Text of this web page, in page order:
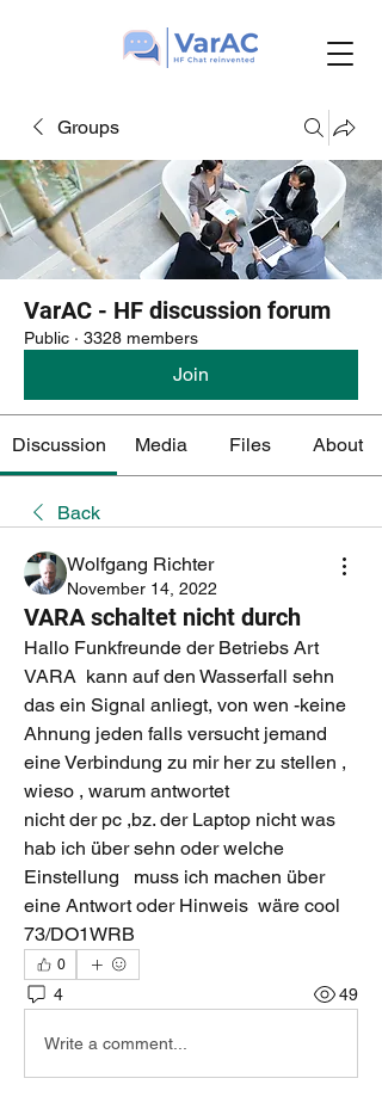
Groups
VarAC - HF discussion forum
Public · 3328 members
Join
Discussion Media Files About
Back
Wolfgang Richter
November 14, 2022
VARA schaltet nicht durch
Hallo Funkfreunde der Betriebs Art
VARA  kann auf den Wasserfall sehn
das ein Signal anliegt, von wen -keine
Ahnung jeden falls versucht jemand
eine Verbindung zu mir her zu stellen ,
wieso , warum antwortet
nicht der pc ,bz. der Laptop nicht was
hab ich über sehn oder welche
Einstellung   muss ich machen über
eine Antwort oder Hinweis  wäre cool
73/DO1WRB
0
4 49
Write a comment...